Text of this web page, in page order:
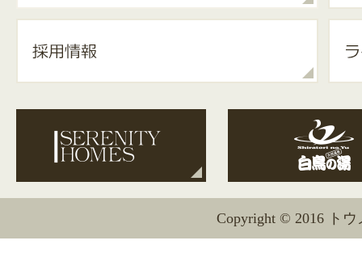
Copyright © 2016 ト